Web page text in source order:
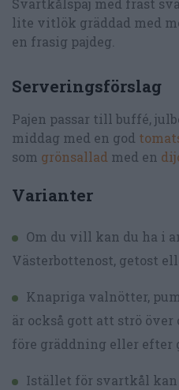
Svartkålspaj med fräst
lite vitlök gräddad med
en frasig pajdeg.
Serveringsförslag
Pajen passar till buffé,
middag med en god
som grönsallad med en
Varianter
Om du vill kan du ha i
Västerbottenost, getost
Knapriga valnötter,
är också gott att strö över
före gräddning eller efter
Istället för svartkål